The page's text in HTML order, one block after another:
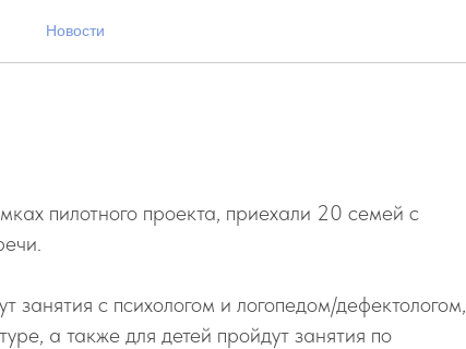
Новости
первый заезд в 2025
пилотного проекта, приехали 20 семей с
занятия с психологом и логопедом/дефектологом,
а также для детей пройдут занятия по